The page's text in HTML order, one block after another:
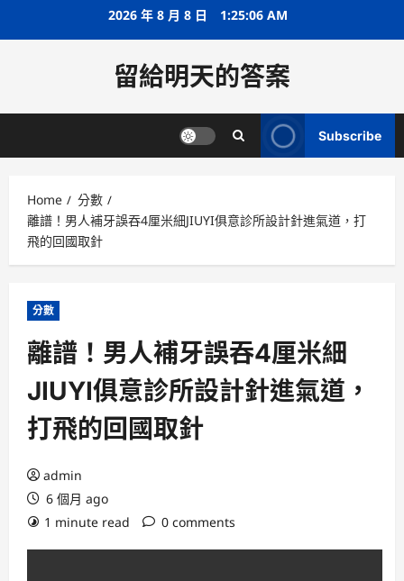
2026 年 8 月 8 日 1:25:07 AM
留給明天的答案
Subscribe
Home
分數
離譜！男人補牙誤吞4厘米細JIUYI俱意診所設計針進氣道，打
飛的回國取針
分數
離譜！男人補牙誤吞4厘米細
JIUYI俱意診所設計針進氣道，
打飛的回國取針
admin
6 個月 ago
1 minute read
0 comments